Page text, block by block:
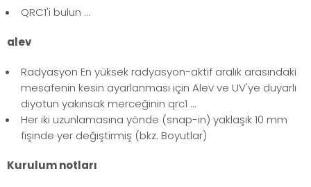
QRC1'i bulun ...
alev
Radyasyon En yüksek radyasyon-aktif aralık arasındaki
mesafenin kesin ayarlanması için Alev ve UV'ye duyarlı
diyotun yakınsak merceğinin qrc1 ...
Her iki uzunlamasına yönde (snap-in) yaklaşık 10 mm
fişinde yer değiştirmiş (bkz. Boyutlar)
Kurulum notları